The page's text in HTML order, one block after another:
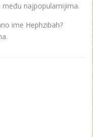
među najpopularnijima.
ime Hephzibah?